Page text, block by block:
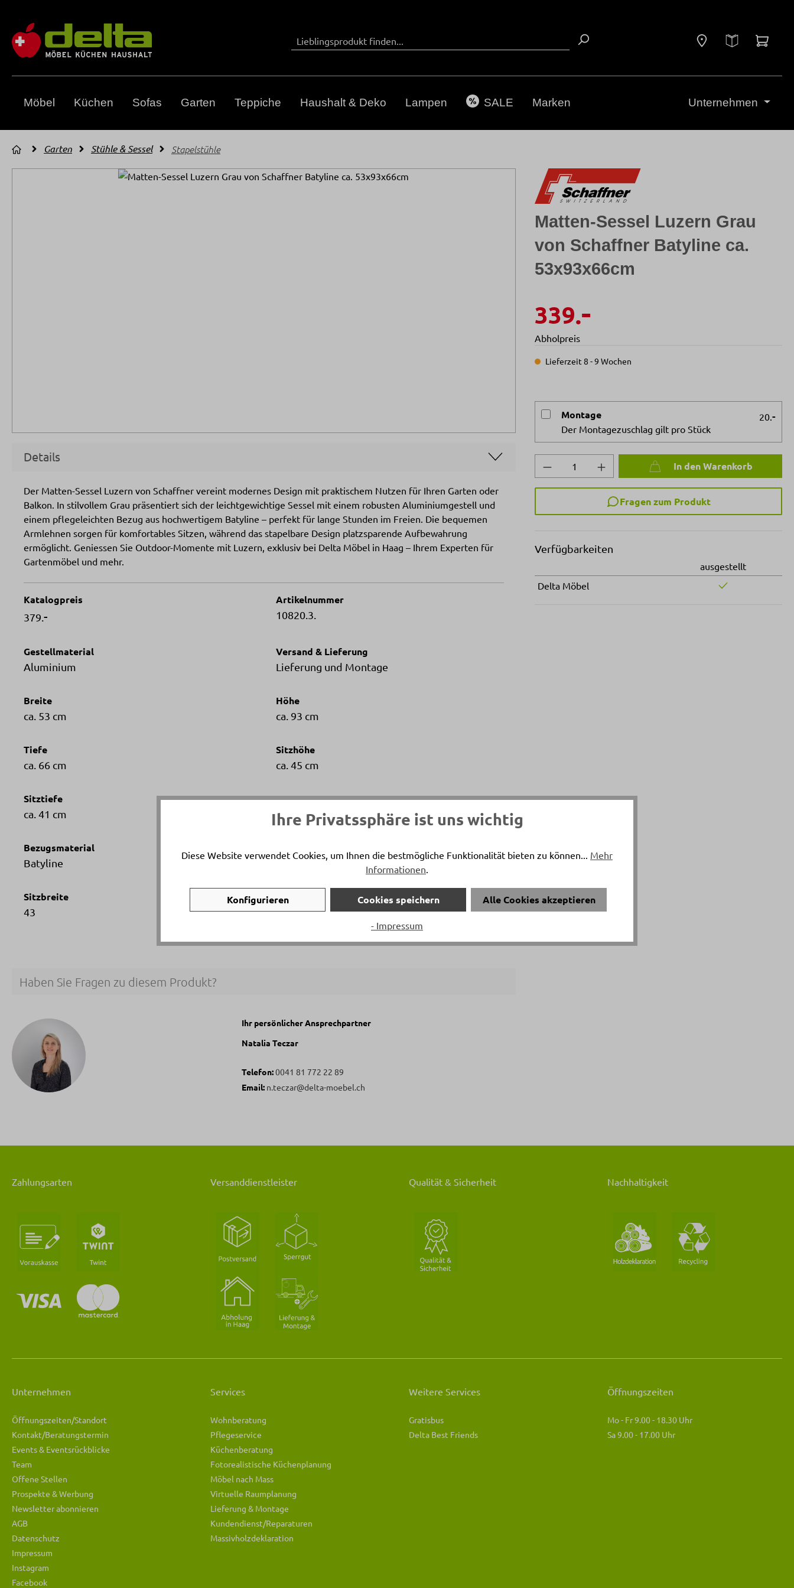
Möbel Küchen Sofas Garten Teppiche Haushalt & Deko Lampen SALE Marken Unternehmen
Garten Stühle & Sessel Stapelstühle
Bildergalerie überspringen
Matten-Sessel Luzern Grau
von Schaffner Batyline ca.
53x93x66cm
339.-
Abholpreis
Lieferzeit 8 - 9 Wochen
Montage
Der Montagezuschlag gilt pro Stück
20.-
Produkt Anzahl: Gib denIn den Warenkorb
Fragen zum Produkt
Verfügbarkeiten
ausgestellt
Delta Möbel
Details
Der Matten-Sessel Luzern von Schaffner vereint modernes Design mit praktischem Nutzen für Ihren Garten oder
Balkon. In stilvollem Grau präsentiert sich der leichtgewichtige Sessel mit einem robusten Aluminiumgestell und
einem pflegeleichten Bezug aus hochwertigem Batyline – perfekt für lange Stunden im Freien. Die bequemen
Armlehnen sorgen für komfortables Sitzen, während das stapelbare Design platzsparende Aufbewahrung
ermöglicht. Geniessen Sie Outdoor-Momente mit Luzern, exklusiv bei Delta Möbel in Haag – Ihrem Experten für
Gartenmöbel und mehr.
Katalogpreis
379.-
Artikelnummer
10820.3.
Gestellmaterial
Aluminium
Versand & Lieferung
Lieferung und Montage
Breite
ca. 53 cm
Höhe
ca. 93 cm
Tiefe
ca. 66 cm
Sitzhöhe
ca. 45 cm
Sitztiefe
ca. 41 cm
Bezugsmaterial
Batyline
Grau
Sitzbreite
43
Haben Sie Fragen zu diesem Produkt?
Ihr persönlicher Ansprechpartner
Natalia Teczar
Telefon:0041 81 772 22 89
Email: n.teczar@delta-moebel.ch
Zahlungsarten Versanddienstleister Qualität & Sicherheit Nachhaltigkeit
Unternehmen
Öffnungszeiten/Standort
Kontakt/Beratungstermin
Events & Eventsrückblicke
Team
Offene Stellen
Prospekte & Werbung
Newsletter abonnieren
AGB
Datenschutz
Impressum
Instagram
Facebook
Services
Wohnberatung
Pflegeservice
Küchenberatung
Fotorealistische Küchenplanung
Möbel nach Mass
Virtuelle Raumplanung
Lieferung & Montage
Kundendienst/Reparaturen
Massivholzdeklaration
Weitere Services
Gratisbus
Delta Best Friends
Öffnungszeiten
Mo - Fr 9.00 - 18.30 Uhr
Sa 9.00 - 17.00 Uhr
Ihre Privatssphäre ist uns wichtig
Diese Website verwendet Cookies, um Ihnen die bestmögliche Funktionalität bieten zu können... Mehr
Informationen.
Konfigurieren Cookies speichern Alle Cookies akzeptieren
- Impressum